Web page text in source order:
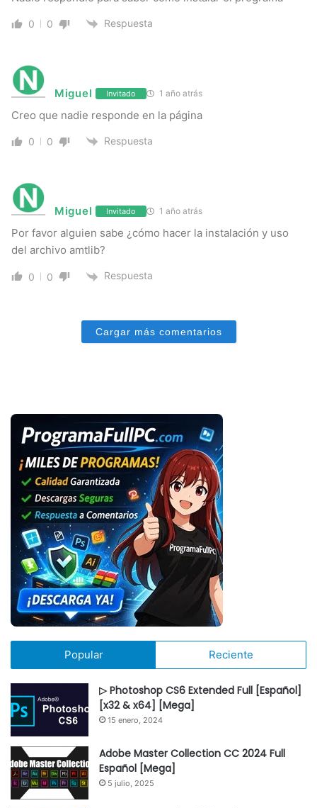
0 0 Respuesta
Miguel Invitado 1 año atrás
Creo que nadie responde en la página
0 0 Respuesta
Miguel Invitado 1 año atrás
Por favor alguien sabe ¿cómo hacer la instalación y uso
del archivo amtlib?
0 0 Respuesta
Cargar más comentarios
Popular Reciente
▷ Photoshop CS6 Extended Full [Español]
[x32 & x64] [Mega]
15 enero, 2024
Adobe Master Collection CC 2024 Full
Español [Mega]
5 julio, 2025